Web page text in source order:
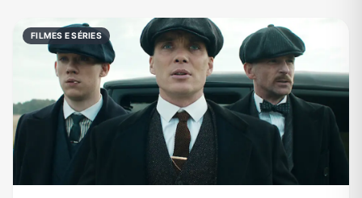
Notícias Outros Política Profissões
Receitas Redes Sociais
FILMES E SÉRIES